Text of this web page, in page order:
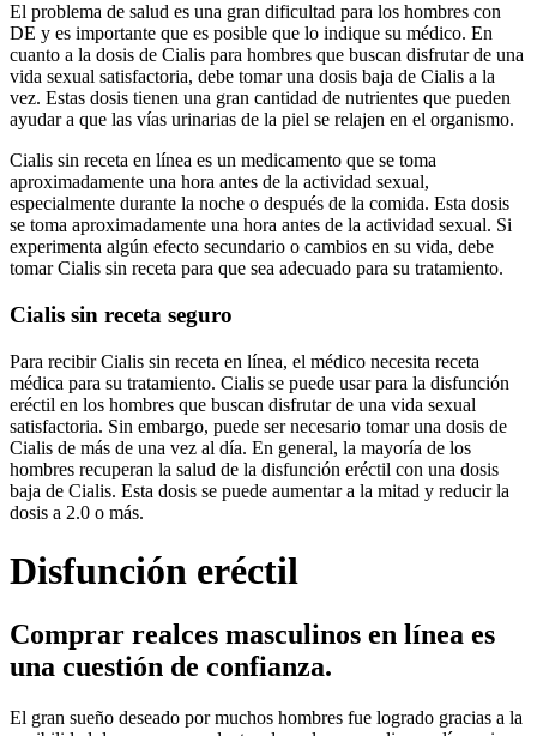
El problema de salud es una gran dificultad para los hombres con
DE y es importante que es posible que lo indique su médico. En
cuanto a la dosis de Cialis para hombres que buscan disfrutar de una
vida sexual satisfactoria, debe tomar una dosis baja de Cialis a la
vez. Estas dosis tienen una gran cantidad de nutrientes que pueden
ayudar a que las vías urinarias de la piel se relajen en el organismo.
Cialis sin receta en línea es un medicamento que se toma
aproximadamente una hora antes de la actividad sexual,
especialmente durante la noche o después de la comida. Esta dosis
se toma aproximadamente una hora antes de la actividad sexual. Si
experimenta algún efecto secundario o cambios en su vida, debe
tomar Cialis sin receta para que sea adecuado para su tratamiento.
Cialis sin receta seguro
Para recibir Cialis sin receta en línea, el médico necesita receta
médica para su tratamiento. Cialis se puede usar para la disfunción
eréctil en los hombres que buscan disfrutar de una vida sexual
satisfactoria. Sin embargo, puede ser necesario tomar una dosis de
Cialis de más de una vez al día. En general, la mayoría de los
hombres recuperan la salud de la disfunción eréctil con una dosis
baja de Cialis. Esta dosis se puede aumentar a la mitad y reducir la
dosis a 2.0 o más.
Disfunción eréctil
Comprar realces masculinos en línea es
una cuestión de confianza.
El gran sueño deseado por muchos hombres fue logrado gracias a la